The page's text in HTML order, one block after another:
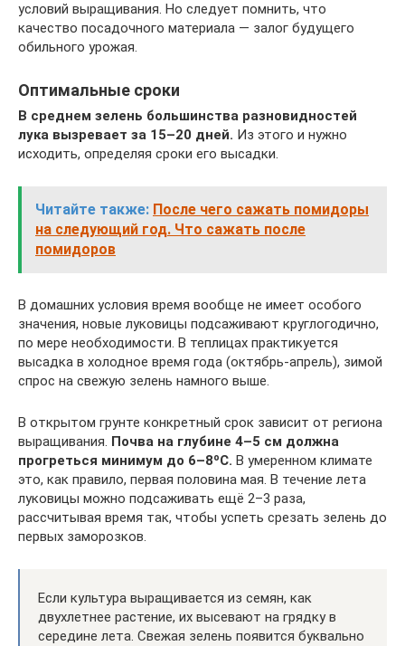
условий выращивания. Но следует помнить, что
качество посадочного материала — залог будущего
обильного урожая.
Оптимальные сроки
В среднем зелень большинства разновидностей
лука вызревает за 15–20 дней. Из этого и нужно
исходить, определяя сроки его высадки.
Читайте также: После чего сажать помидоры
на следующий год. Что сажать после
помидоров
В домашних условия время вообще не имеет особого
значения, новые луковицы подсаживают круглогодично,
по мере необходимости. В теплицах практикуется
высадка в холодное время года (октябрь-апрель), зимой
спрос на свежую зелень намного выше.
В открытом грунте конкретный срок зависит от региона
выращивания. Почва на глубине 4–5 см должна
прогреться минимум до 6–8ºС. В умеренном климате
это, как правило, первая половина мая. В течение лета
луковицы можно подсаживать ещё 2–3 раза,
рассчитывая время так, чтобы успеть срезать зелень до
первых заморозков.
Если культура выращивается из семян, как
двухлетнее растение, их высевают на грядку в
середине лета. Свежая зелень появится буквально